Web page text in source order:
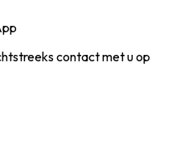
contact met u op